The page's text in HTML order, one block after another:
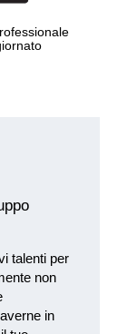
talenti per
non
in